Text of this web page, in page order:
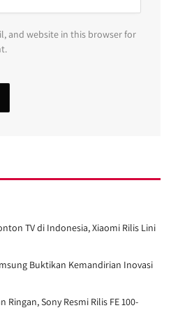
and website in this browser for
TV di Indonesia, Xiaomi Rilis Lini
Buktikan Kemandirian Inovasi
Sony Resmi Rilis FE 100-